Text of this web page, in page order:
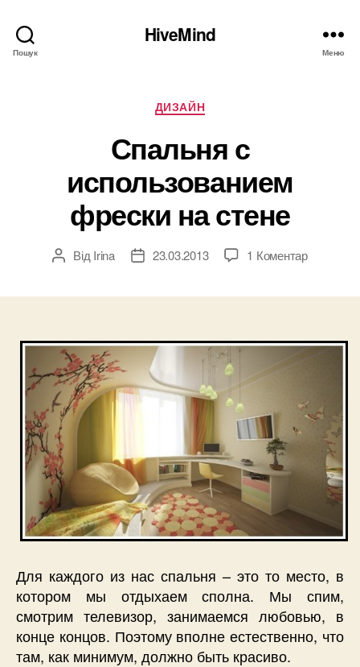
Пошук
HiveMind
Меню
Категорії
ДИЗАЙН
Спальня с
использованием
фрески на стене
Автор
Від Irina
Дата23.03.2013 1 Коментардо
на
Для каждого из нас спальня – это то место, в
котором мы отдыхаем сполна. Мы спим,
смотрим телевизор, занимаемся любовью, в
конце концов. Поэтому вполне естественно, что
там, как минимум, должно быть красиво.